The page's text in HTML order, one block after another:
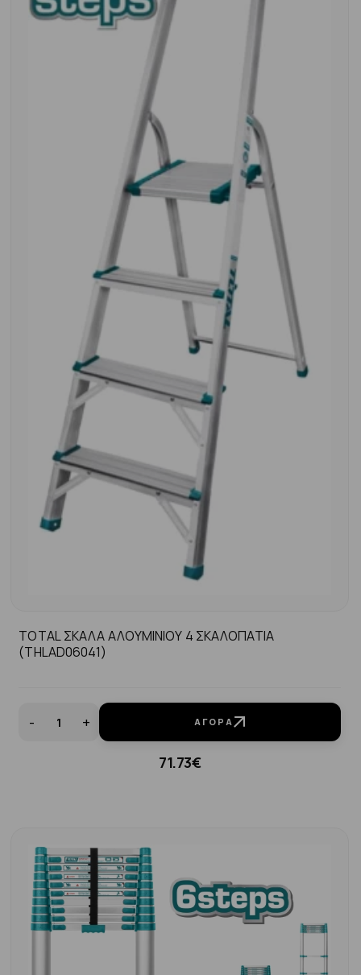
TOTAL ΣΚΑΛΑ ΑΛΟΥΜΙΝΙΟΥ 4 ΣΚΑΛΟΠΑΤΙΑ
(THLAD06041)
- + ΑΓΟΡΆ
71.73€